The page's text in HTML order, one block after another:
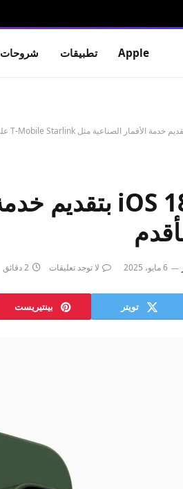
Apple تطبيقات شروحات
6 مايو، 2025 لا توجد تعليقات 2 دقائق
تويتر بينتيريست